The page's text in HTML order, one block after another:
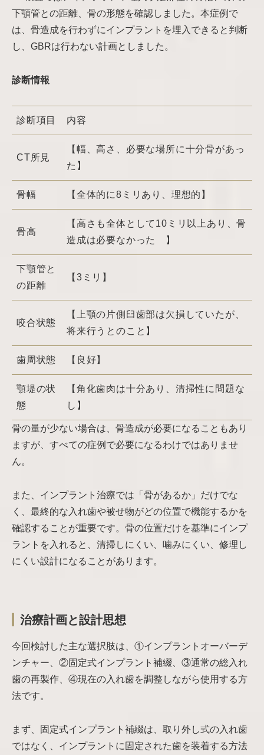
下顎管との距離、骨の形態を確認しました。本症例で
は、骨造成を行わずにインプラントを埋入できると判断
し、GBRは行わない計画としました。
診断情報
診断項目 内容
CT所見
【幅、高さ、必要な場所に十分骨があっ
た】
骨幅 【全体的に8ミリあり、理想的】
骨高
【高さも全体として10ミリ以上あり、骨
造成は必要なかった 】
下顎管と
の距離
【3ミリ】
咬合状態
【上顎の片側臼歯部は欠損していたが、
将来行うとのこと】
歯周状態 【良好】
顎堤の状
態
【角化歯肉は十分あり、清掃性に問題な
し】
骨の量が少ない場合は、骨造成が必要になることもあり
ますが、すべての症例で必要になるわけではありませ
ん。
また、インプラント治療では「骨があるか」だけでな
く、最終的な入れ歯や被せ物がどの位置で機能するかを
確認することが重要です。骨の位置だけを基準にインプ
ラントを入れると、清掃しにくい、噛みにくい、修理し
にくい設計になることがあります。
治療計画と設計思想
今回検討した主な選択肢は、①インプラントオーバーデ
ンチャー、②固定式インプラント補綴、③通常の総入れ
歯の再製作、④現在の入れ歯を調整しながら使用する方
法です。
まず、固定式インプラント補綴は、取り外し式の入れ歯
ではなく、インプラントに固定された歯を装着する方法